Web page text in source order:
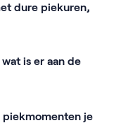
dure piekuren,
is er aan de
piekmomenten je